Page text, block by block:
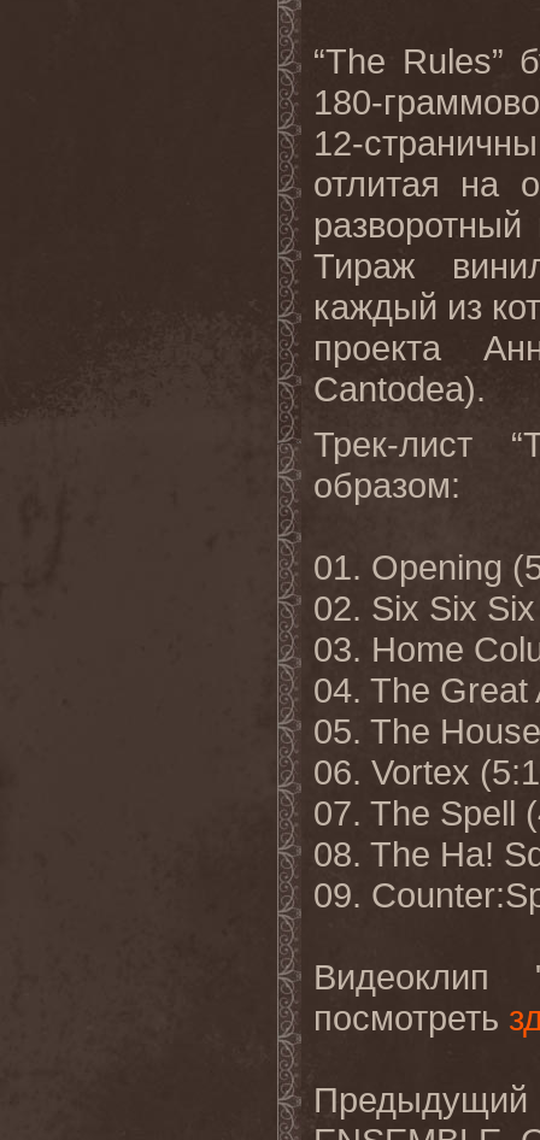
“The Rules”
180-
12-
отлитая на
Тираж
каждый из
проекта
Cantodea).
Трек-лист “
образом:
01. Opening
02. Six Six
03. Home
04. The Great
05. The
06. Vortex
07. The Spell
08. The Ha!
09.
Видеоклип
посмотреть
Предыдущий